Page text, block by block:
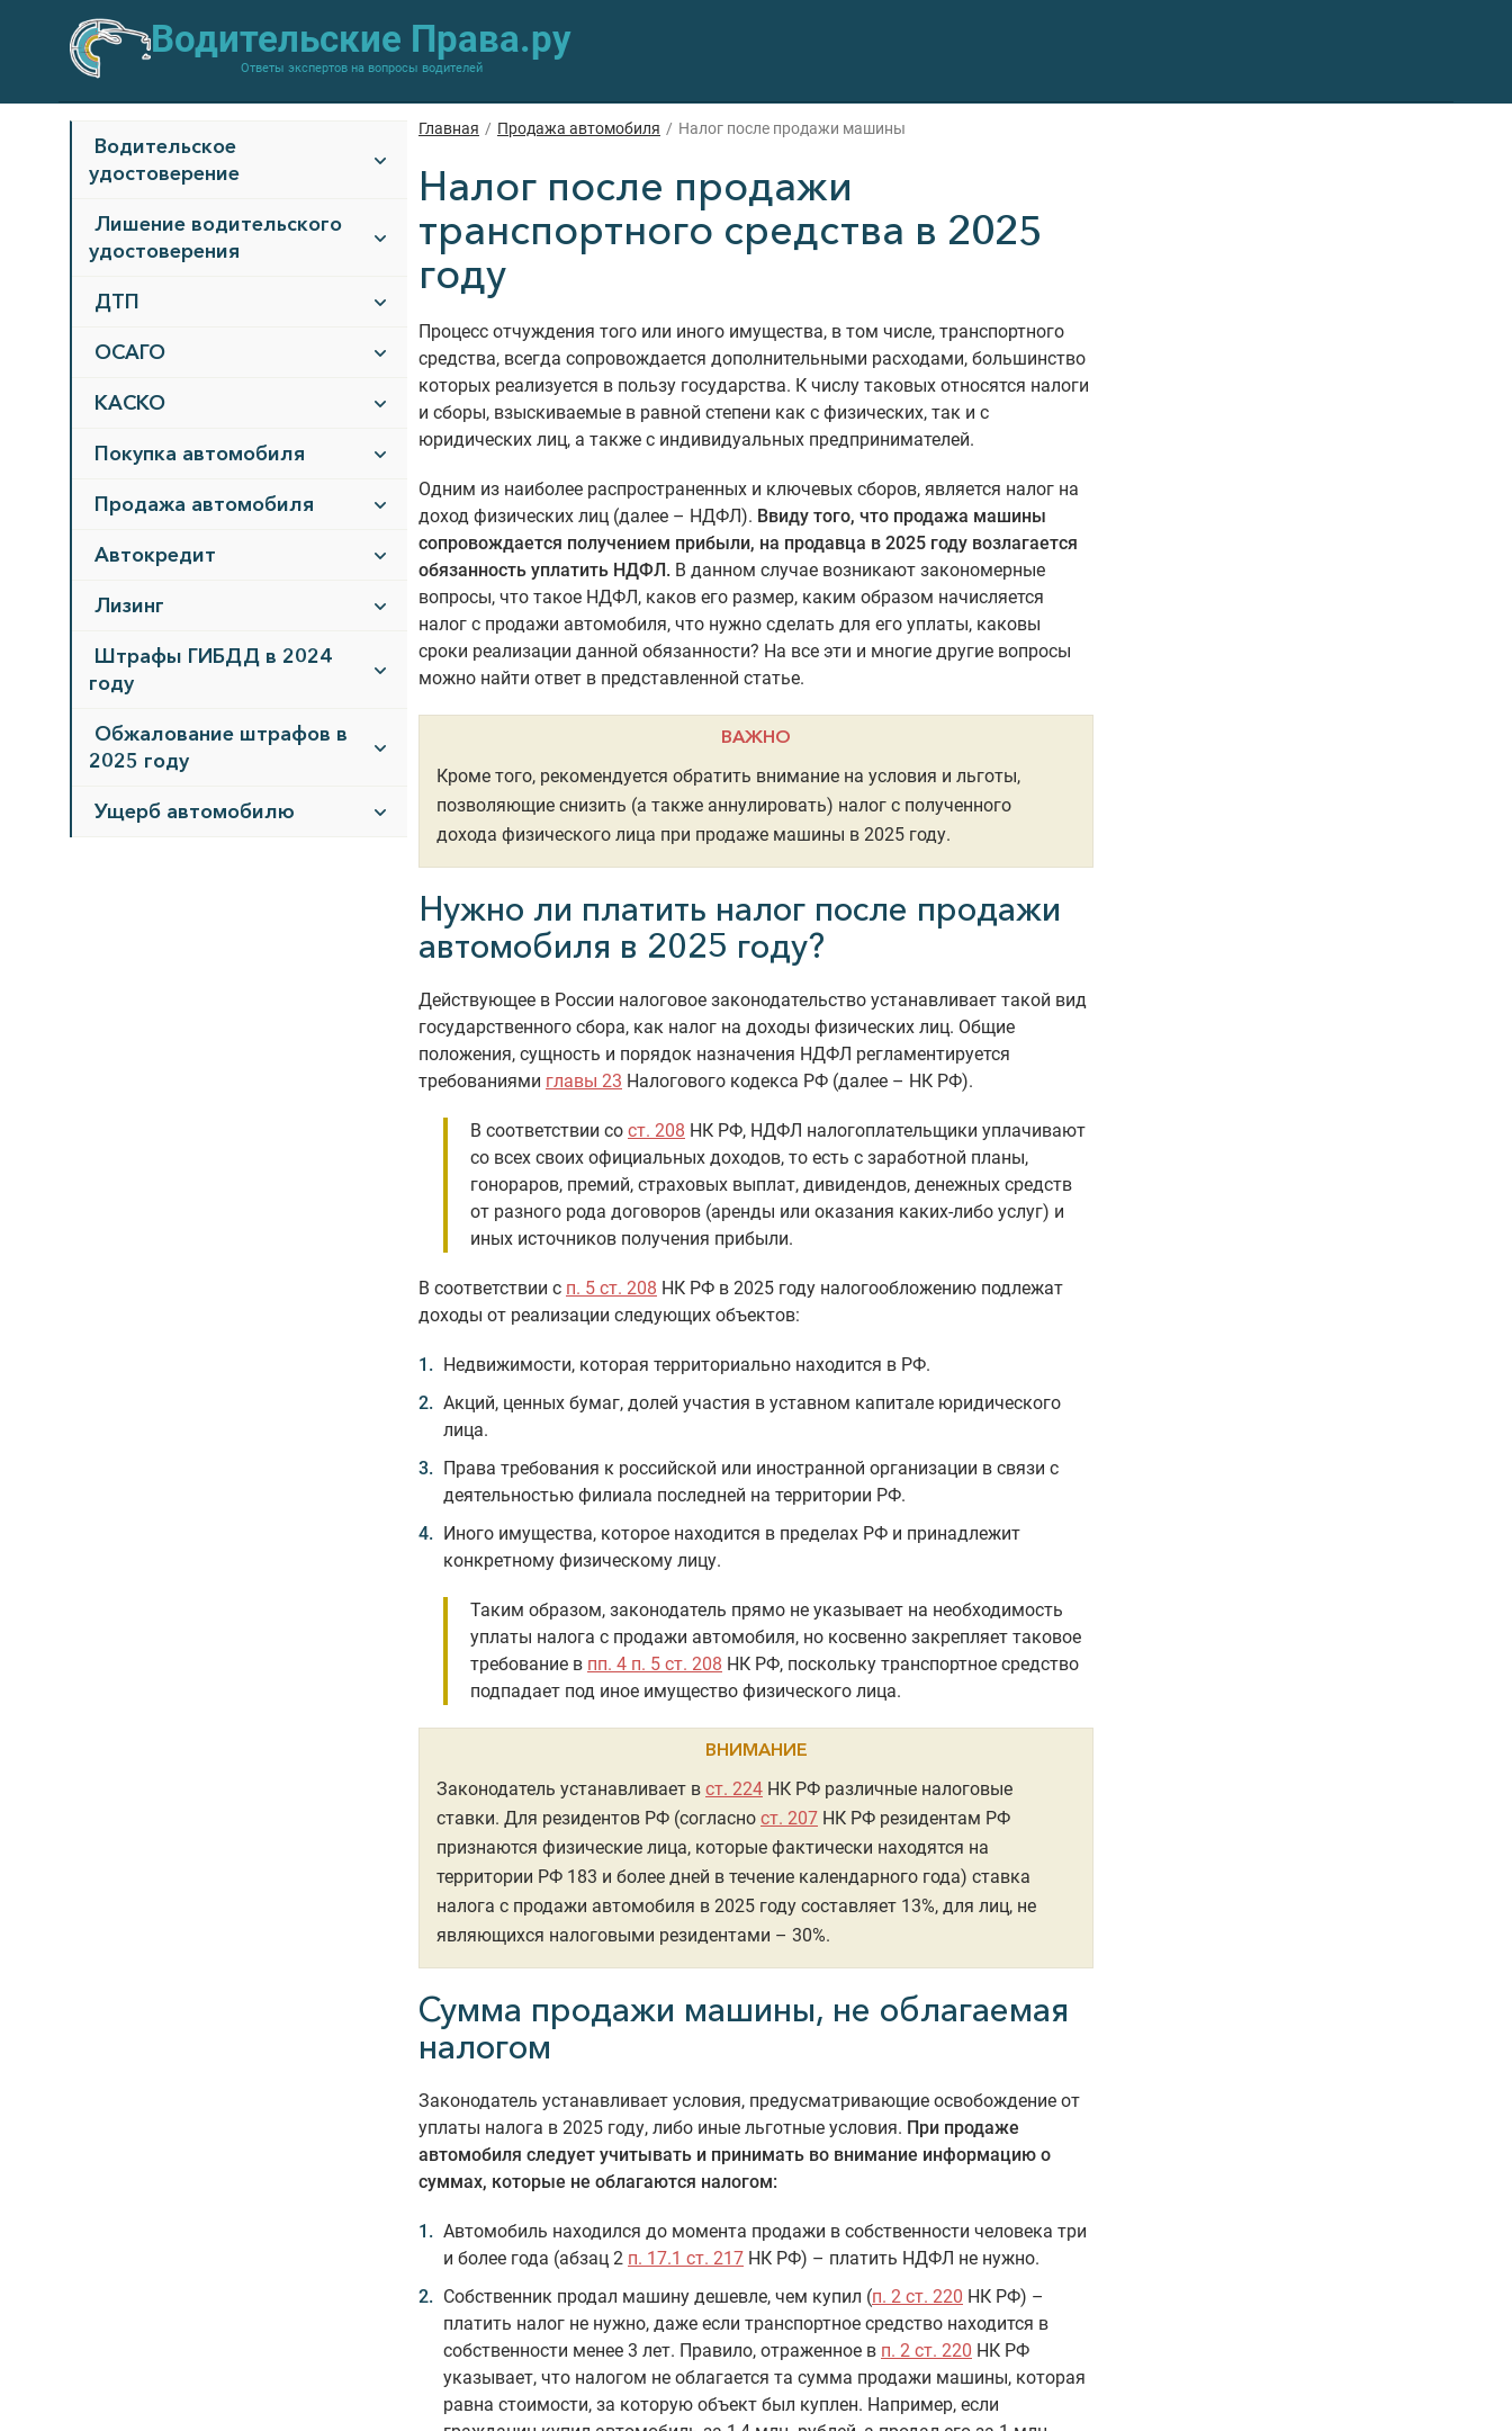
Водительские Права.ру
Ответы экспертов на вопросы водителей
Водительское
удостоверение
Лишение водительского
удостоверения
ДТП
ОСАГО
КАСКО
Покупка автомобиля
Продажа автомобиля
Автокредит
Лизинг
Штрафы ГИБДД в 2024
году
Обжалование штрафов в
2025 году
Ущерб автомобилю
Главная / Продажа автомобиля / Налог после продажи машины
Налог после продажи
транспортного средства в 2025
году
Процесс отчуждения того или иного имущества, в том числе, транспортного
средства, всегда сопровождается дополнительными расходами, большинство
которых реализуется в пользу государства. К числу таковых относятся налоги
и сборы, взыскиваемые в равной степени как с физических, так и с
юридических лиц, а также с индивидуальных предпринимателей.
Одним из наиболее распространенных и ключевых сборов, является налог на
доход физических лиц (далее – НДФЛ). Ввиду того, что продажа машины
сопровождается получением прибыли, на продавца в 2025 году возлагается
обязанность уплатить НДФЛ. В данном случае возникают закономерные
вопросы, что такое НДФЛ, каков его размер, каким образом начисляется
налог с продажи автомобиля, что нужно сделать для его уплаты, каковы
сроки реализации данной обязанности? На все эти и многие другие вопросы
можно найти ответ в представленной статье.
ВАЖНО
Кроме того, рекомендуется обратить внимание на условия и льготы,
позволяющие снизить (а также аннулировать) налог с полученного
дохода физического лица при продаже машины в 2025 году.
Нужно ли платить налог после продажи
автомобиля в 2025 году?
Действующее в России налоговое законодательство устанавливает такой вид
государственного сбора, как налог на доходы физических лиц. Общие
положения, сущность и порядок назначения НДФЛ регламентируется
требованиями главы 23 Налогового кодекса РФ (далее – НК РФ).
В соответствии со ст. 208 НК РФ, НДФЛ налогоплательщики уплачивают
со всех своих официальных доходов, то есть с заработной планы,
гонораров, премий, страховых выплат, дивидендов, денежных средств
от разного рода договоров (аренды или оказания каких-либо услуг) и
иных источников получения прибыли.
В соответствии с п. 5 ст. 208 НК РФ в 2025 году налогообложению подлежат
доходы от реализации следующих объектов:
Недвижимости, которая территориально находится в РФ.
Акций, ценных бумаг, долей участия в уставном капитале юридического
лица.
Права требования к российской или иностранной организации в связи с
деятельностью филиала последней на территории РФ.
Иного имущества, которое находится в пределах РФ и принадлежит
конкретному физическому лицу.
Таким образом, законодатель прямо не указывает на необходимость
уплаты налога с продажи автомобиля, но косвенно закрепляет таковое
требование в пп. 4 п. 5 ст. 208 НК РФ, поскольку транспортное средство
подпадает под иное имущество физического лица.
ВНИМАНИЕ
Законодатель устанавливает в ст. 224 НК РФ различные налоговые
ставки. Для резидентов РФ (согласно ст. 207 НК РФ резидентам РФ
признаются физические лица, которые фактически находятся на
территории РФ 183 и более дней в течение календарного года) ставка
налога с продажи автомобиля в 2025 году составляет 13%, для лиц, не
являющихся налоговыми резидентами – 30%.
Сумма продажи машины, не облагаемая
налогом
Законодатель устанавливает условия, предусматривающие освобождение от
уплаты налога в 2025 году, либо иные льготные условия. При продаже
автомобиля следует учитывать и принимать во внимание информацию о
суммах, которые не облагаются налогом:
Автомобиль находился до момента продажи в собственности человека три
и более года (абзац 2 п. 17.1 ст. 217 НК РФ) – платить НДФЛ не нужно.
Собственник продал машину дешевле, чем купил (п. 2 ст. 220 НК РФ) –
платить налог не нужно, даже если транспортное средство находится в
собственности менее 3 лет. Правило, отраженное в п. 2 ст. 220 НК РФ
указывает, что налогом не облагается та сумма продажи машины, которая
равна стоимости, за которую объект был куплен. Например, если